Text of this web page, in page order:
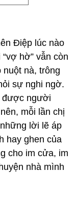
Điệp lúc nào
hờ” vẫn còn
nà, trông
sự nghi ngờ.
được người
mỗi lần chị
lời lẽ áp
hay ghen của
cho im cửa, im
nhà mình